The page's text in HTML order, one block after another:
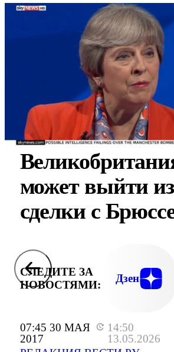
07:45 30 МАЯ
2017
14:50
13.05.2026
может выйти
сделки с
СЛЕДИТЕ ЗА
НОВОСТЯМИ:
Дзен